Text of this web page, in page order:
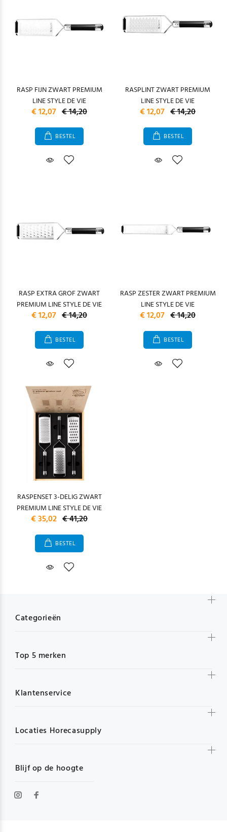
RASP FIJN ZWART PREMIUM
LINE STYLE DE VIE
€ 12,07 € 14,20
BESTEL
RASPLINT ZWART PREMIUM
LINE STYLE DE VIE
€ 12,07 € 14,20
BESTEL
RASP EXTRA GROF ZWART
PREMIUM LINE STYLE DE VIE
€ 12,07 € 14,20
BESTEL
RASP ZESTER ZWART PREMIUM
LINE STYLE DE VIE
€ 12,07 € 14,20
BESTEL
RASPENSET 3-DELIG ZWART
PREMIUM LINE STYLE DE VIE
€ 35,02 € 41,20
BESTEL
Blijf op de hoogte
Categorieën
Top 5 merken
Klantenservice
Locaties Horecasupply